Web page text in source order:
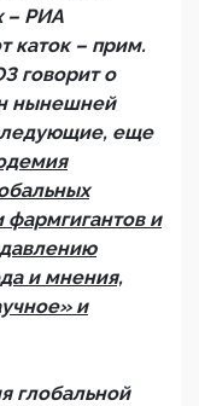
– РИА
каток – прим.
говорит о
нынешней
еще
и
и мнения,
и
глобальной